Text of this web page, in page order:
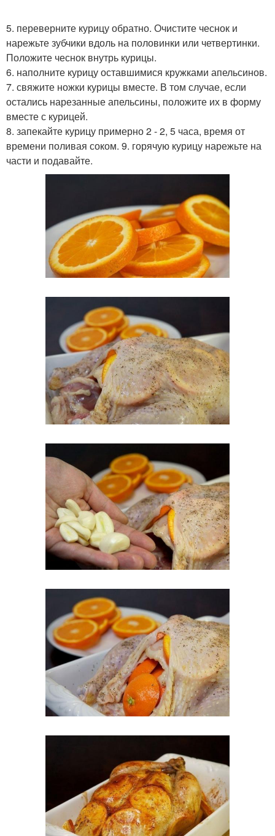
5. переверните курицу обратно. Очистите чеснок и
нарежьте зубчики вдоль на половинки или четвертинки.
Положите чеснок внутрь курицы.
6. наполните курицу оставшимися кружками апельсинов.
7. свяжите ножки курицы вместе. В том случае, если
остались нарезанные апельсины, положите их в форму
вместе с курицей.
8. запекайте курицу примерно 2 - 2, 5 часа, время от
времени поливая соком. 9. горячую курицу нарежьте на
части и подавайте.